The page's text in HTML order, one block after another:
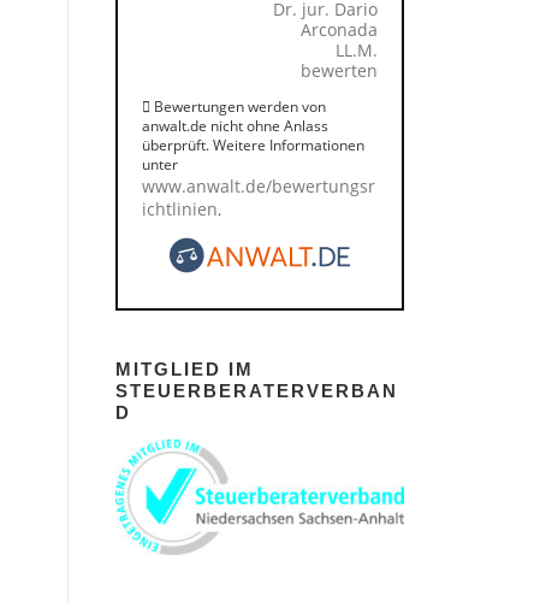
Dr. jur. Dario
Arconada
LL.M.
bewerten
Bewertungen werden von
anwalt.de nicht ohne Anlass
überprüft. Weitere Informationen
unter
www.anwalt.de/bewertungsr
ichtlinien.
MITGLIED IM
STEUERBERATERVERBAN
D